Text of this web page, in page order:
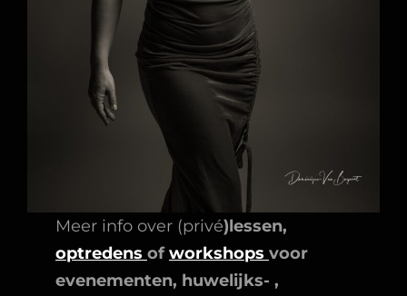
Meer info over (privé)lessen,
optredensofworkshopsvoor
evenementen, huwelijks- ,